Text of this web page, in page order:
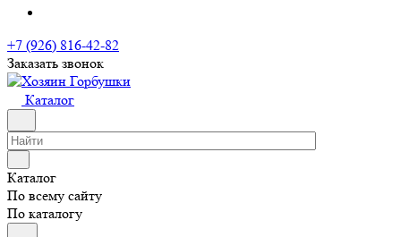
+7 (926) 816-42-82
Заказать звонок
Каталог
Каталог
По всему сайту
По каталогу